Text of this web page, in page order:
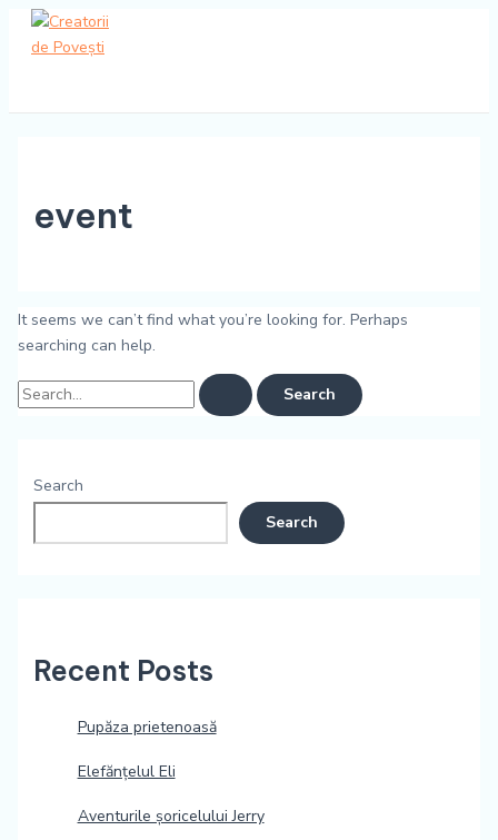
Skip
Menu
event
It seems we can’t find what you’re looking for. Perhaps
searching can help.
Search
for:
Search
Search
Recent Posts
Pupăza prietenoasă
Elefănțelul Eli
Aventurile șoricelului Jerry